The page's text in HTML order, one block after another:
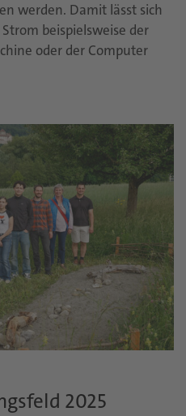
werden. Damit lässt sich
beispielsweise der
oder der Computer
2025